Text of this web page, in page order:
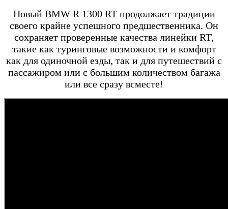
Новый BMW R 1300 RT продолжает традиции
своего крайне успешного предшественника. Он
сохраняет проверенные качества линейки RT,
такие как туринговые возможности и комфорт
как для одиночной езды, так и для путешествий с
пассажиром или с большим количеством багажа
или все сразу всместе!